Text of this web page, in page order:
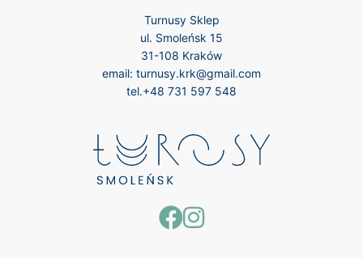
Turnusy Sklep
ul. Smoleńsk 15
31-108 Kraków
email: turnusy.krk@gmail.com
tel.+48 731 597 548